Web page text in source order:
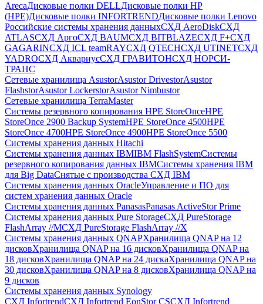
ArecaДисковые полки DELLДисковые полки HP
(HPE)Дисковые полки INFORTRENDДисковые полки Lenovo
Российские системы хранения данныхСХД AeroDiskСХД
ATLASСХД AргоСХД BAUMСХД BITBLAZEСХД F+СХД
GAGARINСХД ICL teamRAYСХД QTECHСХД UTINETСХД
YADROСХД АквариусСХД ГРАВИТОНСХД НОРСИ-
ТРАНС
Сетевые хранилища AsustorAsustor DrivestorAsustor
FlashstorAsustor LockerstorAsustor Nimbustor
Сетевые хранилища TerraMaster
Системы резервного копирования HPE StoreOnceHPE
StoreOnce 2900 Backup SystemHPE StoreOnce 4500HPE
StoreOnce 4700HPE StoreOnce 4900HPE StoreOnce 5500
Системы хранения данных Hitachi
Системы хранения данных IBMIBM FlashSystemСистемы
резервного копирования данных IBMСистемы хранения IBM
для Big DataСнятые с производства СХД IBM
Системы хранения данных OracleУправление и ПО для
систем хранения данных Oracle
Системы хранения данных PanasasPanasas ActiveStor Prime
Системы хранения данных Pure StorageСХД PureStorage
FlashArray //MСХД PureStorage FlashArray //X
Системы хранения данных QNAPХранилища QNAP на 12
дисковХранилища QNAP на 16 дисковХранилища QNAP на
18 дисковХранилища QNAP на 24 дискаХранилища QNAP на
30 дисковХранилища QNAP на 8 дисковХранилища QNAP на
9 дисков
Системы хранения данных Synology
СХД InfortrendСХД Infortrend EonStor CSСХД Infortrend